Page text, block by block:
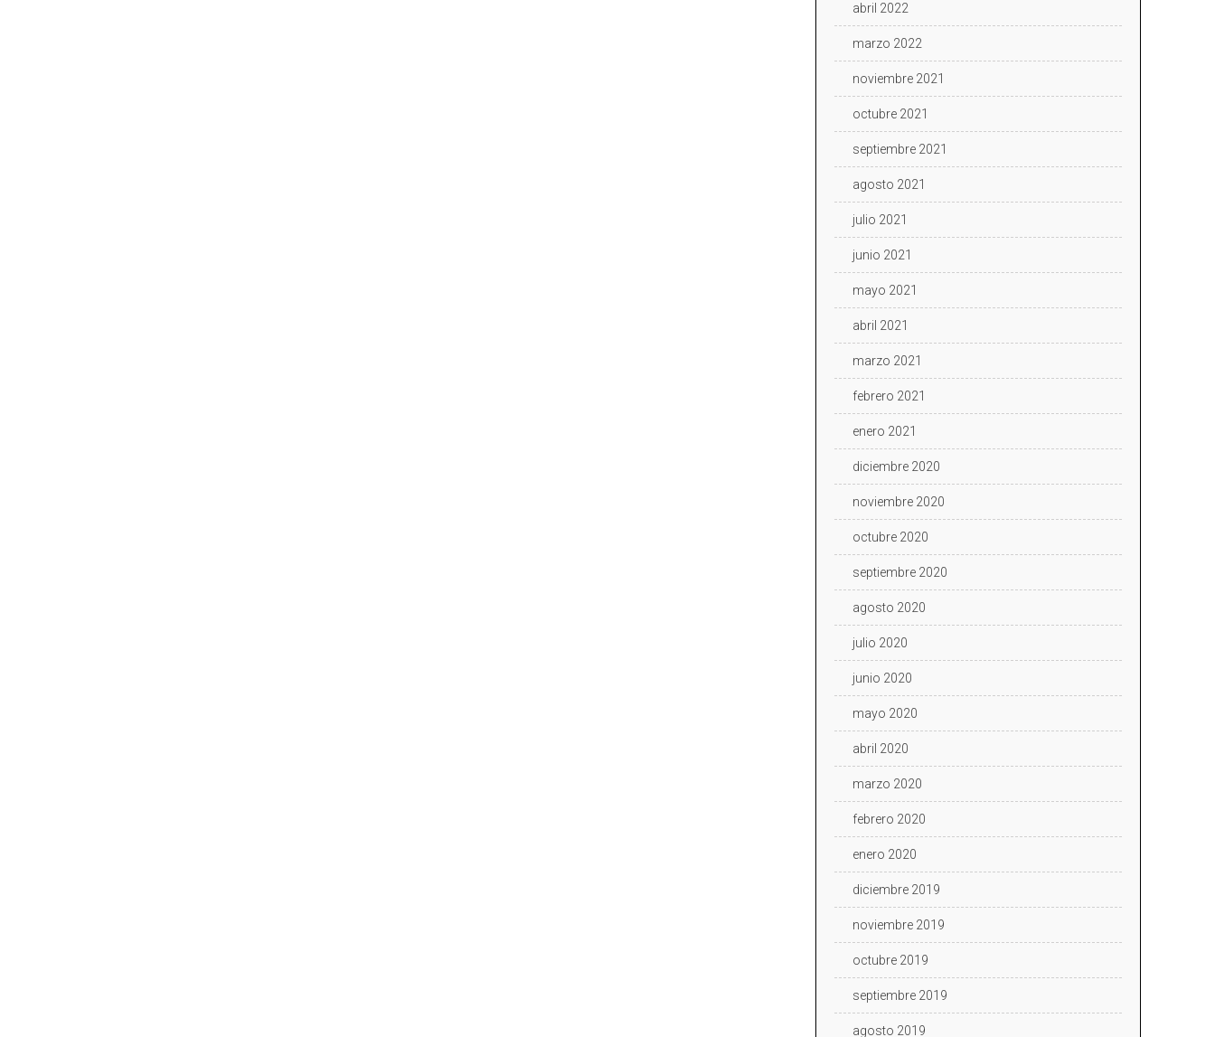
abril 2022
marzo 2022
noviembre 2021
octubre 2021
septiembre 2021
agosto 2021
julio 2021
junio 2021
mayo 2021
abril 2021
marzo 2021
febrero 2021
enero 2021
diciembre 2020
noviembre 2020
octubre 2020
septiembre 2020
agosto 2020
julio 2020
junio 2020
mayo 2020
abril 2020
marzo 2020
febrero 2020
enero 2020
diciembre 2019
noviembre 2019
octubre 2019
septiembre 2019
agosto 2019